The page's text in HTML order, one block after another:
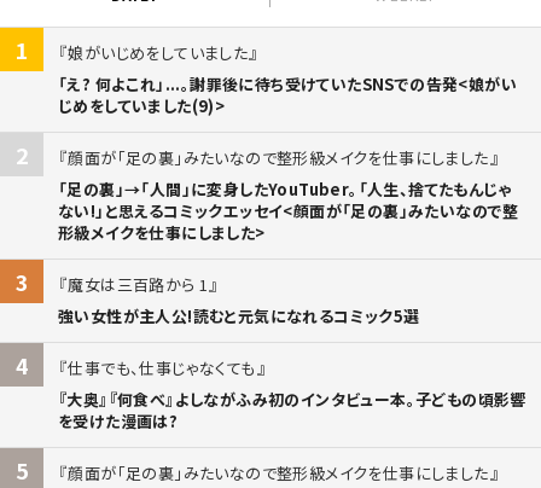
1
娘がいじめをしていました
「え? 何よこれ」...。謝罪後に待ち受けていたSNSでの告発<娘がい
じめをしていました(9)>
2
顔面が「足の裏」みたいなので整形級メイクを仕事にしました
「足の裏」→「人間」に変身したYouTuber。「人生、捨てたもんじゃ
ない!」と思えるコミックエッセイ<顔面が「足の裏」みたいなので整
形級メイクを仕事にしました>
3
魔女は三百路から 1
強い女性が主人公!読むと元気になれるコミック5選
4
仕事でも、仕事じゃなくても
『大奥』『何食べ』よしながふみ初のインタビュー本。子どもの頃影響
を受けた漫画は?
5
顔面が「足の裏」みたいなので整形級メイクを仕事にしました